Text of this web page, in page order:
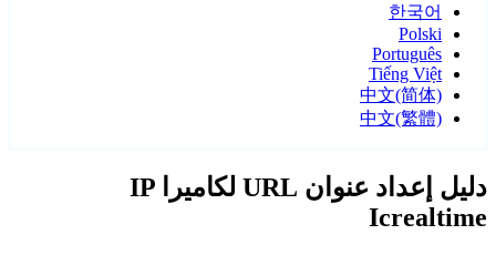
한국어
Polski
Português
Tiếng Việt
中文(简体)
中文(繁體)
دليل إعداد عنوان URL لكاميرا IP
Icrealtime